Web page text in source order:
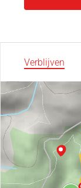
Verblijven